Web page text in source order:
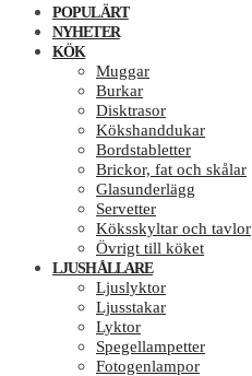
POPULÄRT
NYHETER
KÖK
Muggar
Burkar
Disktrasor
Kökshanddukar
Bordstabletter
Brickor, fat och skålar
Glasunderlägg
Servetter
Köksskyltar och tavlor
Övrigt till köket
LJUSHÅLLARE
Ljuslyktor
Ljusstakar
Lyktor
Spegellampetter
Fotogenlampor